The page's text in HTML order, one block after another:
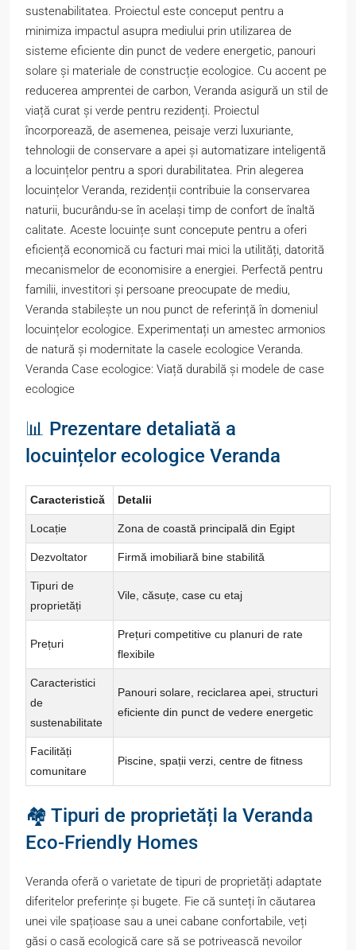
sustenabilitatea. Proiectul este conceput pentru a
minimiza impactul asupra mediului prin utilizarea de
sisteme eficiente din punct de vedere energetic, panouri
solare și materiale de construcție ecologice. Cu accent pe
reducerea amprentei de carbon, Veranda asigură un stil de
viață curat și verde pentru rezidenți. Proiectul
încorporează, de asemenea, peisaje verzi luxuriante,
tehnologii de conservare a apei și automatizare inteligentă
a locuințelor pentru a spori durabilitatea. Prin alegerea
locuințelor Veranda, rezidenții contribuie la conservarea
naturii, bucurându-se în același timp de confort de înaltă
calitate. Aceste locuințe sunt concepute pentru a oferi
eficiență economică cu facturi mai mici la utilități, datorită
mecanismelor de economisire a energiei. Perfectă pentru
familii, investitori și persoane preocupate de mediu,
Veranda stabilește un nou punct de referință în domeniul
locuințelor ecologice. Experimentați un amestec armonios
de natură și modernitate la casele ecologice Veranda.
Veranda Case ecologice: Viață durabilă și modele de case
ecologice
📊 Prezentare detaliată a
locuințelor ecologice Veranda
Caracteristică Detalii
Locație Zona de coastă principală din Egipt
Dezvoltator Firmă imobiliară bine stabilită
Tipuri de
proprietăți
Vile, căsuțe, case cu etaj
Prețuri
Prețuri competitive cu planuri de rate
flexibile
Caracteristici
de
sustenabilitate
Panouri solare, reciclarea apei, structuri
eficiente din punct de vedere energetic
Facilități
comunitare
Piscine, spații verzi, centre de fitness
🏘️ Tipuri de proprietăți la Veranda
Eco-Friendly Homes
Veranda oferă o varietate de tipuri de proprietăți adaptate
diferitelor preferințe și bugete. Fie că sunteți în căutarea
unei vile spațioase sau a unei cabane confortabile, veți
găsi o casă ecologică care să se potrivească nevoilor